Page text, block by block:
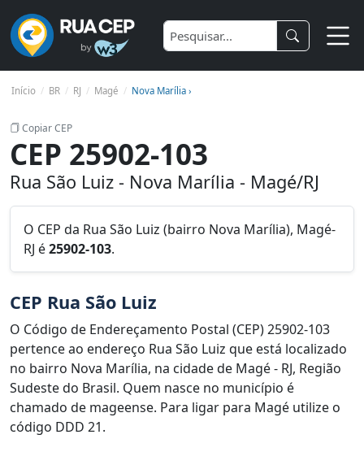
Início BR RJ Magé Nova Marília ›
Copiar CEP
CEP 25902-103
Rua São Luiz - Nova Marília - Magé/RJ
O CEP da Rua São Luiz (bairro Nova Marília), Magé-
RJ é25902-103.
CEP Rua São Luiz
O Código de Endereçamento Postal (CEP) 25902-103
pertence ao endereço Rua São Luiz que está localizado
no bairro Nova Marília, na cidade de Magé - RJ, Região
Sudeste do Brasil. Quem nasce no município é
chamado de mageense. Para ligar para Magé utilize o
código DDD 21.